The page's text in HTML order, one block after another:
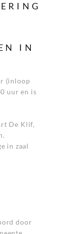
IN
(inloop
uur en is
De Klif,
in zaal
door